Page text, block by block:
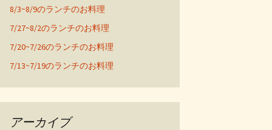
8/3~8/9のランチのお料理
7/27~8/2のランチのお料理
7/20~7/26のランチのお料理
7/13~7/19のランチのお料理
アーカイブ